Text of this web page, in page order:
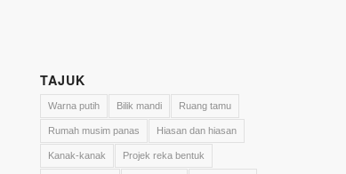
TAJUK
Warna putih Bilik mandi Ruang tamu
Rumah musim panas Hiasan dan hiasan
Kanak-kanak Projek reka bentuk